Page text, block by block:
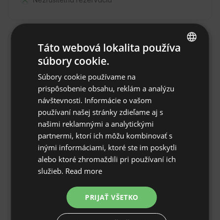
Lokalita
Socuellamos, provincia Ciudad Real, Španielsko
FRENCH
CZECH
Táto webová lokalita používa
súbory cookie.
Súbory cookie používame na
prispôsobenie obsahu, reklám a analýzu
návštevnosti. Informácie o vašom
používaní našej stránky zdieľame aj s
našimi reklamnými a analytickými
partnermi, ktorí ich môžu kombinovať s
inými informáciami, ktoré ste im poskytli
alebo ktoré zhromaždili pri používaní ich
služieb. Read more
PRIJAŤ VŠETKO